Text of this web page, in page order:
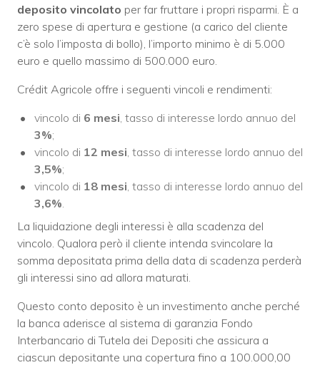
deposito vincolato per far fruttare i propri risparmi. È a
zero spese di apertura e gestione (a carico del cliente
c’è solo l’imposta di bollo), l’importo minimo è di 5.000
euro e quello massimo di 500.000 euro.
Crédit Agricole offre i seguenti vincoli e rendimenti:
vincolo di 6 mesi , tasso di interesse lordo annuo del
3%;
vincolo di 12 mesi , tasso di interesse lordo annuo del
3,5%;
vincolo di 18 mesi , tasso di interesse lordo annuo del
3,6%
La liquidazione degli interessi è alla scadenza del
vincolo. Qualora però il cliente intenda svincolare la
somma depositata prima della data di scadenza perderà
gli interessi sino ad allora maturati.
Questo conto deposito è un investimento anche perché
la banca aderisce al sistema di garanzia Fondo
Interbancario di Tutela dei Depositi che assicura a
ciascun depositante una copertura fino a 100.000,00